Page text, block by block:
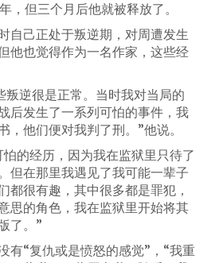
，但三个月后他就被释放了。
自己正处于叛逆期，对周遭发生
他也觉得作为一名作家，这些经
叛逆很是正常。当时我对当局的
后发生了一系列可怕的事件，我
，他们便对我判了刑。”他说。
的经历，因为我在监狱里只待了
但在那里我遇见了我可能一辈子
都很有趣，其中很多都是罪犯，
思的角色，我在监狱里开始将其
了。”
有“复仇或是愤怒的感觉”，“我重